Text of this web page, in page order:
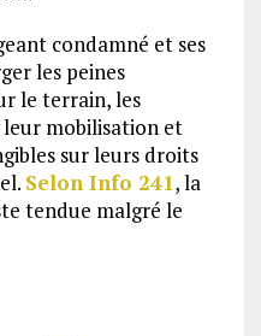
condamné et ses
les peines
le terrain, les
mobilisation et
sur leurs droits
Selon Info 241, la
tendue malgré le